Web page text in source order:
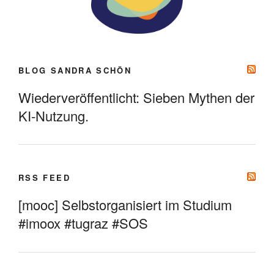
BLOG SANDRA SCHÖN
Wiederveröffentlicht: Sieben Mythen der
KI-Nutzung.
RSS FEED
[mooc] Selbstorganisiert im Studium
#imoox #tugraz #SOS